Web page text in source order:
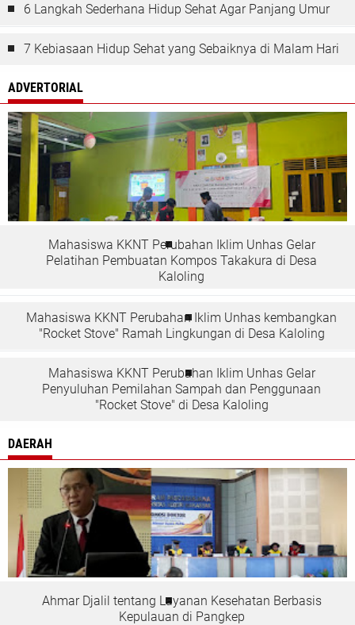
6 Langkah Sederhana Hidup Sehat Agar Panjang Umur
7 Kebiasaan Hidup Sehat yang Sebaiknya di Malam Hari
ADVERTORIAL
Mahasiswa KKNT Perubahan Iklim Unhas Gelar
Pelatihan Pembuatan Kompos Takakura di Desa
Kaloling
Mahasiswa KKNT Perubahan Iklim Unhas kembangkan
"Rocket Stove" Ramah Lingkungan di Desa Kaloling
Mahasiswa KKNT Perubahan Iklim Unhas Gelar
Penyuluhan Pemilahan Sampah dan Penggunaan
"Rocket Stove" di Desa Kaloling
DAERAH
Ahmar Djalil tentang Layanan Kesehatan Berbasis
Kepulauan di Pangkep